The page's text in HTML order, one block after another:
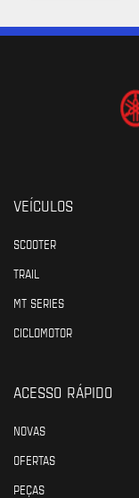
VEÍCULOS
SCOOTER
TRAIL
MT SERIES
CICLOMOTOR
ACESSO RÁPIDO
NOVAS
OFERTAS
PEÇAS